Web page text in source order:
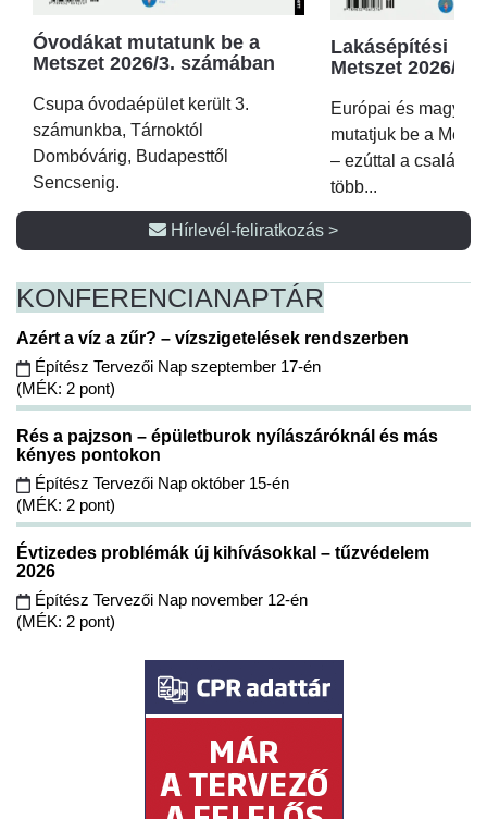
Óvodákat mutatunk be a
Metszet 2026/3. számában
Csupa óvodaépület került 3.
számunkba, Tárnoktól
Dombóvárig, Budapesttől
Sencsenig.
Lakásépítési
Metszet 2026/2.
Európai és magyar
mutatjuk be a
– ezúttal a családi
több...
Hírlevél-feliratkozás >
KONFERENCIANAPTÁR
Azért a víz a zűr? – vízszigetelések rendszerben
Építész Tervezői Nap szeptember 17-én
(MÉK: 2 pont)
Rés a pajzson – épületburok nyílászáróknál és más
kényes pontokon
Építész Tervezői Nap október 15-én
(MÉK: 2 pont)
Évtizedes problémák új kihívásokkal – tűzvédelem
2026
Építész Tervezői Nap november 12-én
(MÉK: 2 pont)